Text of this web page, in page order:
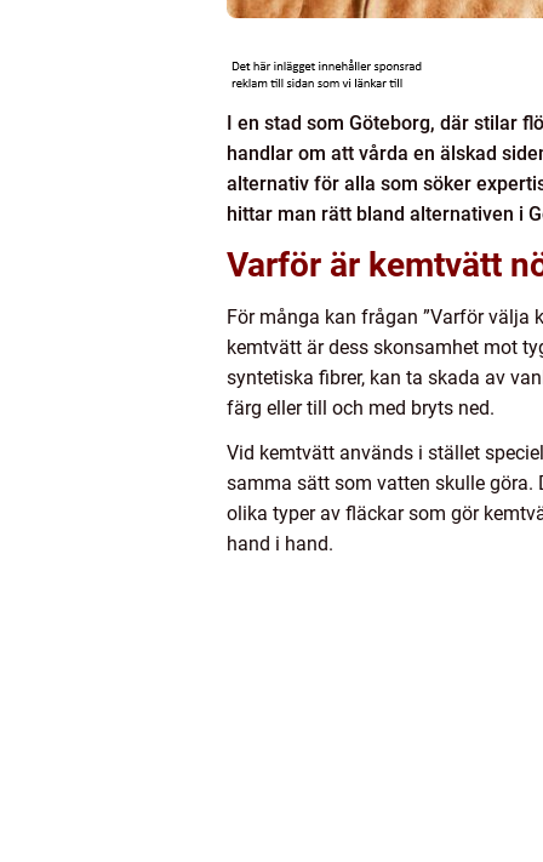
I en stad som Göteborg, där stilar
handlar om att vårda en älskad
alternativ för alla som söker
hittar man rätt bland alternativen i
Varför är kemtvätt
För många kan frågan ”Varför välja
kemtvätt är dess skonsamhet mot
syntetiska fibrer, kan ta skada av
färg eller till och med bryts ned.
Vid kemtvätt används i stället
samma sätt som vatten skulle göra.
olika typer av fläckar som gör
hand i hand.